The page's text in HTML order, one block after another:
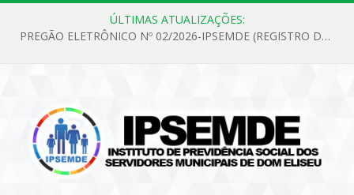
ÚLTIMAS ATUALIZAÇÕES:
PREGÃO ELETRÔNICO Nº 02/2026-IPSEMDE (REGISTRO DE PREÇOS PARA FUTURA E EVENTUAL AQUISIÇÃO DE MATERIAL DE LIMPEZA E GÊNEROS ALIMENTÍCIOS PARA ATENDER AS NECESSIDADES DO INSTITUTO DE PREVIDÊNCIA SOCIAL DOS SERVIDORES MUNICIPAIS DE DOM ELISEU.)